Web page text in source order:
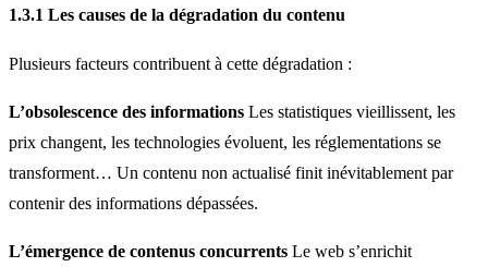
1.3.1 Les causes de la dégradation du contenu
Plusieurs facteurs contribuent à cette dégradation :
L’obsolescence des informations Les statistiques vieillissent, les
prix changent, les technologies évoluent, les réglementations se
transforment… Un contenu non actualisé finit inévitablement par
contenir des informations dépassées.
L’émergence de contenus concurrents Le web s’enrichit